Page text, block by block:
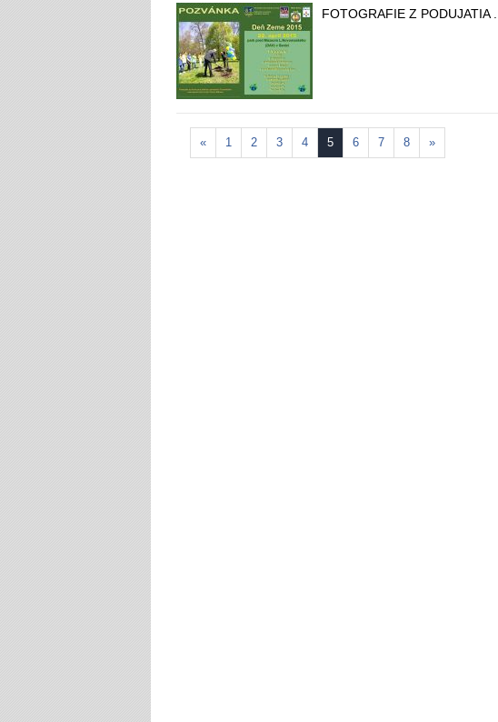
FOTOGRAFIE Z PODUJATIA ...
« 1 2 3 4 5 6 7 8 »